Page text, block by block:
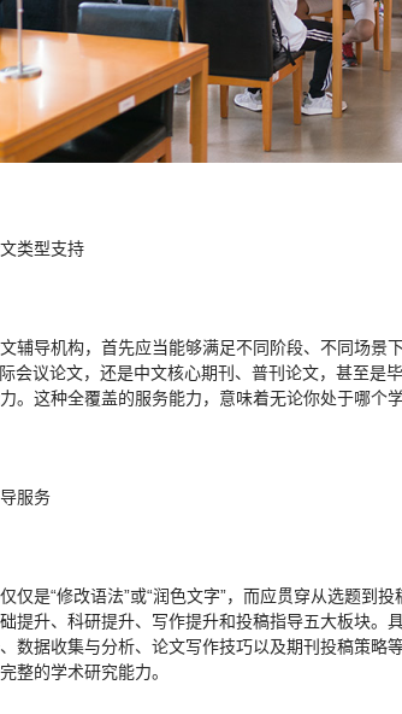
类型支持
辅导机构，首先应当能够满足不同阶段、不同场景
会议论文，还是中文核心期刊、普刊论文，甚至是
。这种全覆盖的服务能力，意味着无论你处于哪个
服务
仅是“修改语法”或“润色文字”，而应贯穿从选题到
提升、科研提升、写作提升和投稿指导五大板块。
数据收集与分析、论文写作技巧以及期刊投稿策略
整的学术研究能力。